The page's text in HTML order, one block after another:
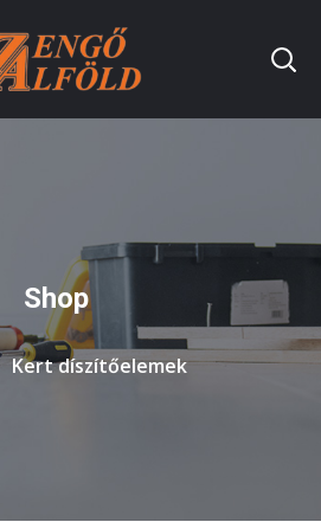
Shop
Kert díszítőelemek